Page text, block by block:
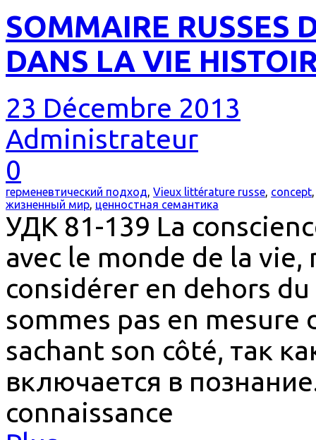
SOMMAIRE RUSSES
DANS LA VIE
23 Décembre 2013
Administrateur
0
герменевтический подход, Vieux littérature russe, concept
жизненный мир, ценностная семантика
УДК 81-139 La
avec le monde de la vie,
considérer en dehors
sommes pas en
sachant son côté, так
включается в
connaissance